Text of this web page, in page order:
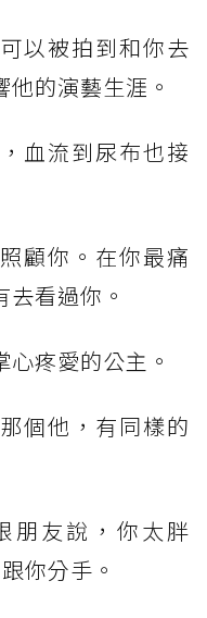
以被拍到和你去
的演藝生涯。
血流到尿布也接
顧你。在你最痛
看過你。
疼愛的公主。
個他，有同樣的
朋友說，你太胖
你分手。